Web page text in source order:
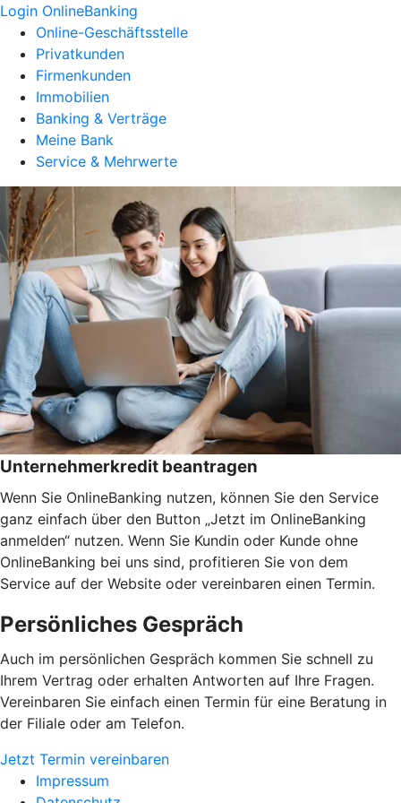
Login OnlineBanking
Online-Geschäftsstelle
Privatkunden
Firmenkunden
Immobilien
Banking & Verträge
Meine Bank
Service & Mehrwerte
Unternehmerkredit beantragen
Wenn Sie OnlineBanking nutzen, können Sie den Service
ganz einfach über den Button „Jetzt im OnlineBanking
anmelden“ nutzen. Wenn Sie Kundin oder Kunde ohne
OnlineBanking bei uns sind, profitieren Sie von dem
Service auf der Website oder vereinbaren einen Termin.
Persönliches Gespräch
Auch im persönlichen Gespräch kommen Sie schnell zu
Ihrem Vertrag oder erhalten Antworten auf Ihre Fragen.
Vereinbaren Sie einfach einen Termin für eine Beratung in
der Filiale oder am Telefon.
Jetzt Termin vereinbaren
Impressum